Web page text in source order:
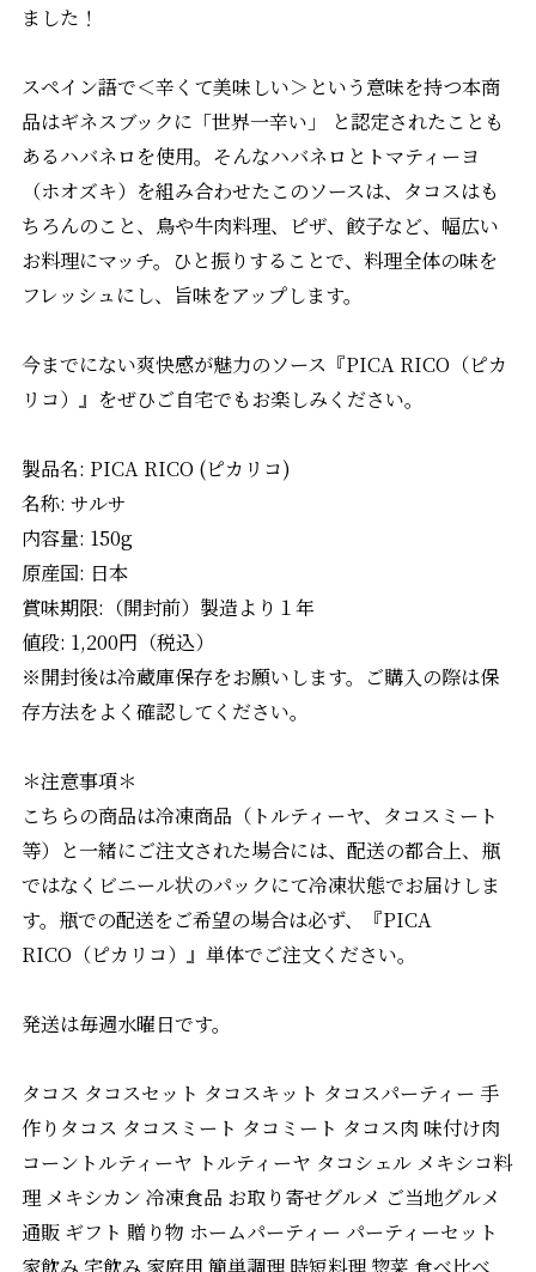
ました！
スペイン語で＜辛くて美味しい＞という意味を持つ本商
品はギネスブックに「世界一辛い」 と認定されたことも
あるハバネロを使用。そんなハバネロとトマティーヨ
（ホオズキ）を組み合わせたこのソースは、タコスはも
ちろんのこと、鳥や牛肉料理、ピザ、餃子など、幅広い
お料理にマッチ。ひと振りすることで、料理全体の味を
フレッシュにし、旨味をアップします。
今までにない爽快感が魅力のソース『PICA RICO（ピカ
リコ）』をぜひご自宅でもお楽しみください。
製品名: PICA RICO (ピカリコ)
名称: サルサ
内容量: 150g
原産国: 日本
賞味期限:（開封前）製造より１年
値段: 1,200円（税込）
※開封後は冷蔵庫保存をお願いします。ご購入の際は保
存方法をよく確認してください。
＊注意事項＊
こちらの商品は冷凍商品（トルティーヤ、タコスミート
等）と一緒にご注文された場合には、配送の都合上、瓶
ではなくビニール状のパックにて冷凍状態でお届けしま
す。瓶での配送をご希望の場合は必ず、『PICA
RICO（ピカリコ）』単体でご注文ください。
発送は毎週水曜日です。
タコス タコスセット タコスキット タコスパーティー 手
作りタコス タコスミート タコミート タコス肉 味付け肉
コーントルティーヤ トルティーヤ タコシェル メキシコ料
理 メキシカン 冷凍食品 お取り寄せグルメ ご当地グルメ
通販 ギフト 贈り物 ホームパーティー パーティーセット
家飲み 宅飲み 家庭用 簡単調理 時短料理 惣菜 食べ比べ